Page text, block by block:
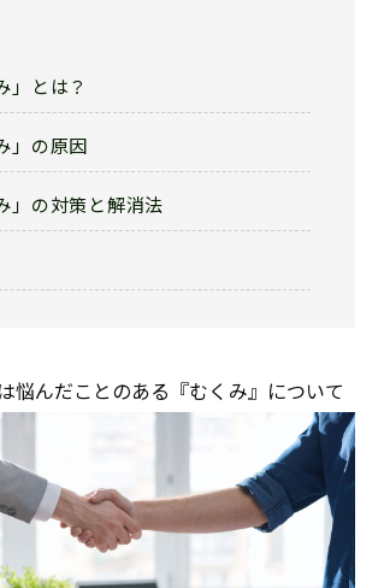
」とは？
」の原因
」の対策と解消法
悩んだことのある『むくみ』について